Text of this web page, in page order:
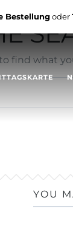
Bestellungoder
find what
YOU